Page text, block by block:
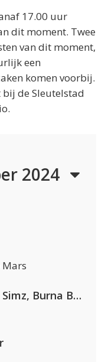
17.00 uur
dit moment. Twee
van dit moment,
een
komen voorbij.
de Sleutelstad
2024
Mars
Coldplay ft. Little Simz, Burna Boy, Elyanna & Tini